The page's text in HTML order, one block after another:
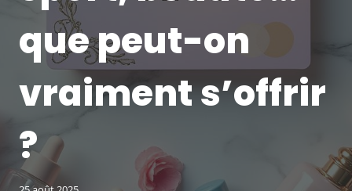
que peut-on
vraiment s’offrir
?